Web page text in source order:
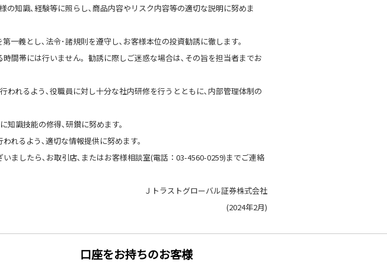
の知識､経験等に照らし､商品内容やリスク内容等の適切な説明に努めま
一義とし､法令･諸規則を遵守し､お客様本位の投資勧誘に徹します。
間帯には行いません。勧誘に際しご迷惑な場合は､その旨を担当者までお
われるよう､役職員に対し十分な社内研修を行うとともに､内部管理体制の
識技能の修得､研鑚に努めます。
れるよう､適切な情報提供に努めます。
ましたら､お取引店､またはお客様相談室(電話： 03-4560-0259)までご連絡
Ｊトラストグローバル証券株式会社
(2024年2月)
口座をお持ちのお客様